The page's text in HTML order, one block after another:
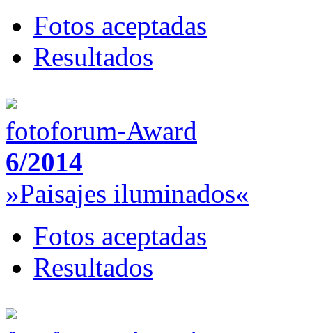
Fotos aceptadas
Resultados
fotoforum-Award
6/2014
»Paisajes iluminados«
Fotos aceptadas
Resultados